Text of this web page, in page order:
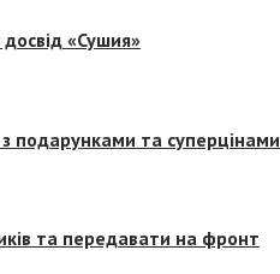
«Сушия»
подарунками та суперцінами
та передавати на фронт